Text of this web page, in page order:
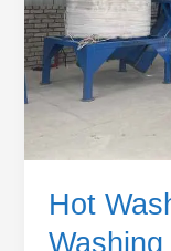
Hot
Flakes
Washing:
Which
Process
Is
Better?